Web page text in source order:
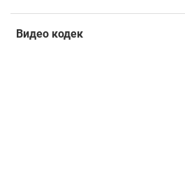
Видео кодек